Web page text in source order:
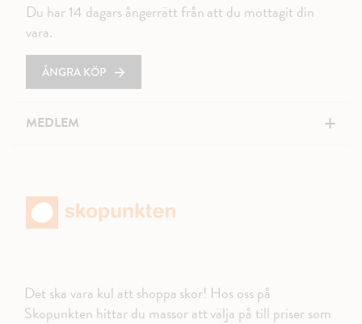
Du har 14 dagars ångerrätt från att du mottagit din
vara.
ÅNGRA KÖP
MEDLEM +
Det ska vara kul att shoppa skor! Hos oss på
Skopunkten hittar du massor att välja på till priser som